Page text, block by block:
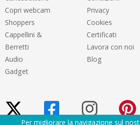
Copri webcam
Shoppers
Cappellini &
Berretti
Audio
Gadget
Privacy
Cookies
Certificati
Lavora con noi
Blog
Per migliorare la navigazione sul